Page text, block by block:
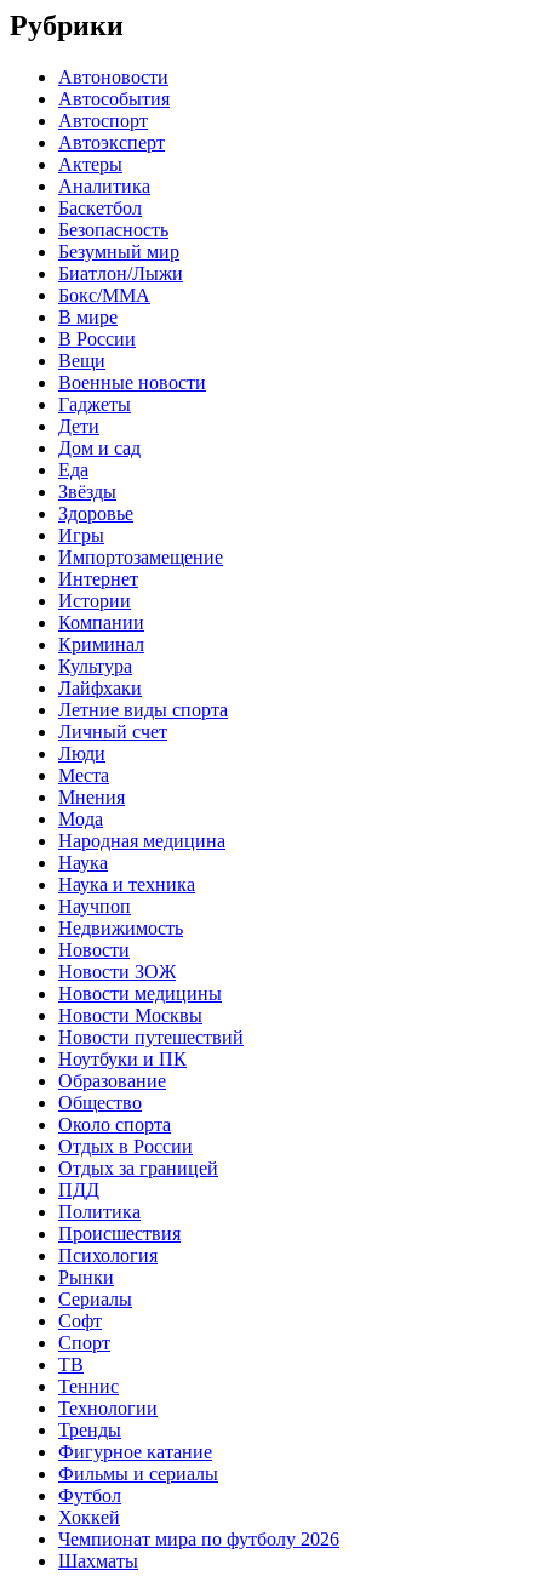
Рубрики
Автоновости
Автособытия
Автоспорт
Автоэксперт
Актеры
Аналитика
Баскетбол
Безопасность
Безумный мир
Биатлон/Лыжи
Бокс/MMA
В мире
В России
Вещи
Военные новости
Гаджеты
Дети
Дом и сад
Еда
Звёзды
Здоровье
Игры
Импортозамещение
Интернет
Истории
Компании
Криминал
Культура
Лайфхаки
Летние виды спорта
Личный счет
Люди
Места
Мнения
Мода
Народная медицина
Наука
Наука и техника
Научпоп
Недвижимость
Новости
Новости ЗОЖ
Новости медицины
Новости Москвы
Новости путешествий
Ноутбуки и ПК
Образование
Общество
Около спорта
Отдых в России
Отдых за границей
ПДД
Политика
Происшествия
Психология
Рынки
Сериалы
Софт
Спорт
ТВ
Теннис
Технологии
Тренды
Фигурное катание
Фильмы и сериалы
Футбол
Хоккей
Чемпионат мира по футболу 2026
Шахматы